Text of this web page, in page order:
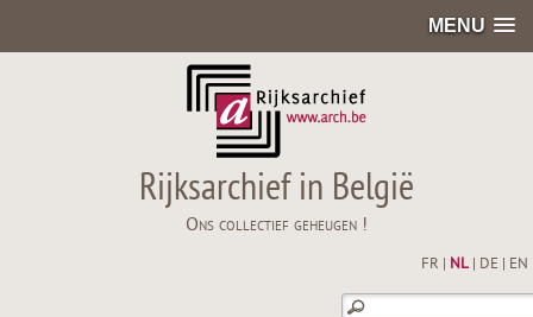
MENU
Rijksarchief in België
Ons collectief geheugen !
FR NL| DE EN